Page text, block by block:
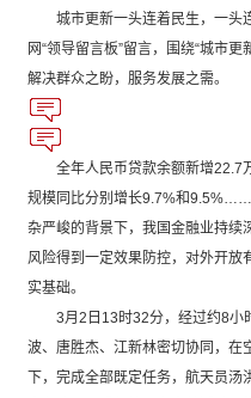
城市更新一头连着民生，一头
网“领导留言板”留言，围绕“城市更
解决群众之盼，服务发展之需。
全年人民币贷款余额新增22.7
规模同比分别增长9.7%和
杂严峻的背景下，我国金融业持续
风险得到一定效果防控，对外开放
实基础。
3月2日13时32分，经过约8小
波、唐胜杰、江新林密切协同，在
下，完成全部既定任务，航天员